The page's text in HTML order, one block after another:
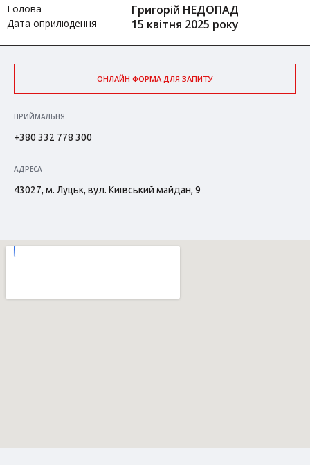
Голова Григорій НЕДОПАД
Дата оприлюдення 15 квітня 2025 року
ОНЛАЙН ФОРМА ДЛЯ ЗАПИТУ
ПРИЙМАЛЬНЯ
+380 332 778 300
АДРЕСА
43027, м. Луцьк, вул. Київський майдан, 9